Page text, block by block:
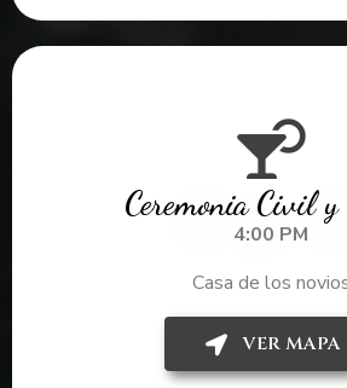
Ceremonia Civil y
4:00 PM
Casa de los
VER MAPA